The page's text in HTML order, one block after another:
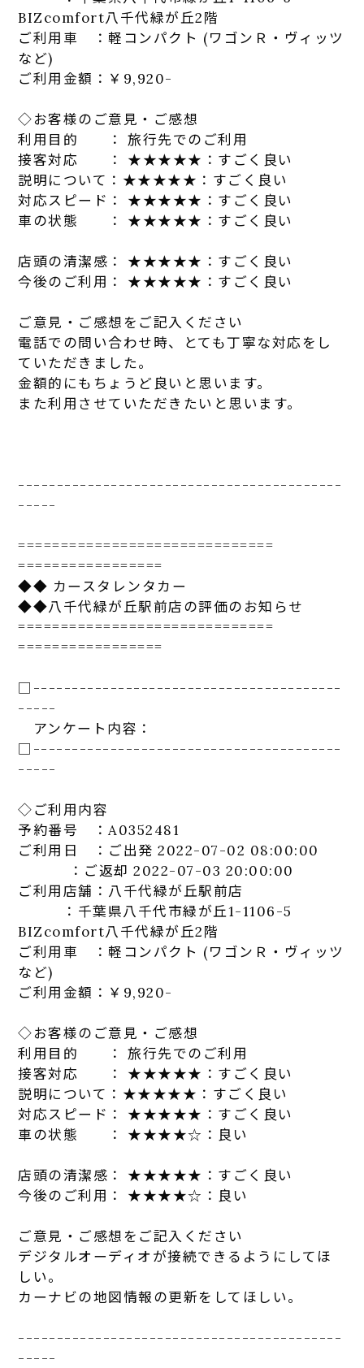
BIZcomfort八千代緑が丘2階
ご利用車 ：軽コンパクト (ワゴンＲ・ヴィッツ
など)
ご利用金額：￥9,920-
◇お客様のご意見・ご感想
利用目的 ： 旅行先でのご利用
接客対応 ： ★★★★★：すごく良い
説明について：★★★★★：すごく良い
対応スピード： ★★★★★：すごく良い
車の状態 ： ★★★★★：すごく良い
店頭の清潔感： ★★★★★：すごく良い
今後のご利用： ★★★★★：すごく良い
ご意見・ご感想をご記入ください
電話での問い合わせ時、とても丁寧な対応をし
ていただきました。
金額的にもちょうど良いと思います。
また利用させていただきたいと思います。
------------------------------------------
-----
==============================
=================
◆◆ カースタレンタカー
◆◆八千代緑が丘駅前店の評価のお知らせ
==============================
=================
□----------------------------------------
-----
アンケート 内容：
□----------------------------------------
-----
◇ご利用内容
予約番号 ：A0352481
ご利用日 ：ご出発 2022-07-02 08:00:00
：ご返却 2022-07-03 20:00:00
ご利用店舗： 八千代緑が丘駅前店
：千葉県八千代市緑が丘1-1106-5
BIZcomfort八千代緑が丘2階
ご利用車 ：軽コンパクト (ワゴンＲ・ヴィッツ
など)
ご利用金額：￥9,920-
◇お客様のご意見・ご感想
利用目的 ： 旅行先でのご利用
接客対応 ： ★★★★★：すごく良い
説明について：★★★★★：すごく良い
対応スピード： ★★★★★：すごく良い
車の状態 ： ★★★★☆：良い
店頭の清潔感： ★★★★★：すごく良い
今後のご利用： ★★★★☆：良い
ご意見・ご感想をご記入ください
デジタルオーディオが接続できるようにしてほ
しい。
カーナビの地図情報の更新をしてほしい。
------------------------------------------
-----